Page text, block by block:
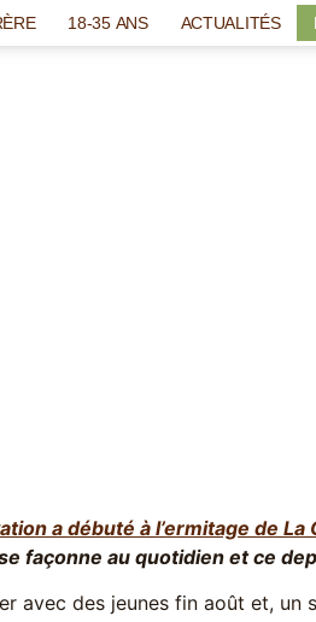
18-35 ANS ACTUALITÉS
a débuté à l’ermitage de La
façonne au quotidien et ce
avec des jeunes fin août et, un